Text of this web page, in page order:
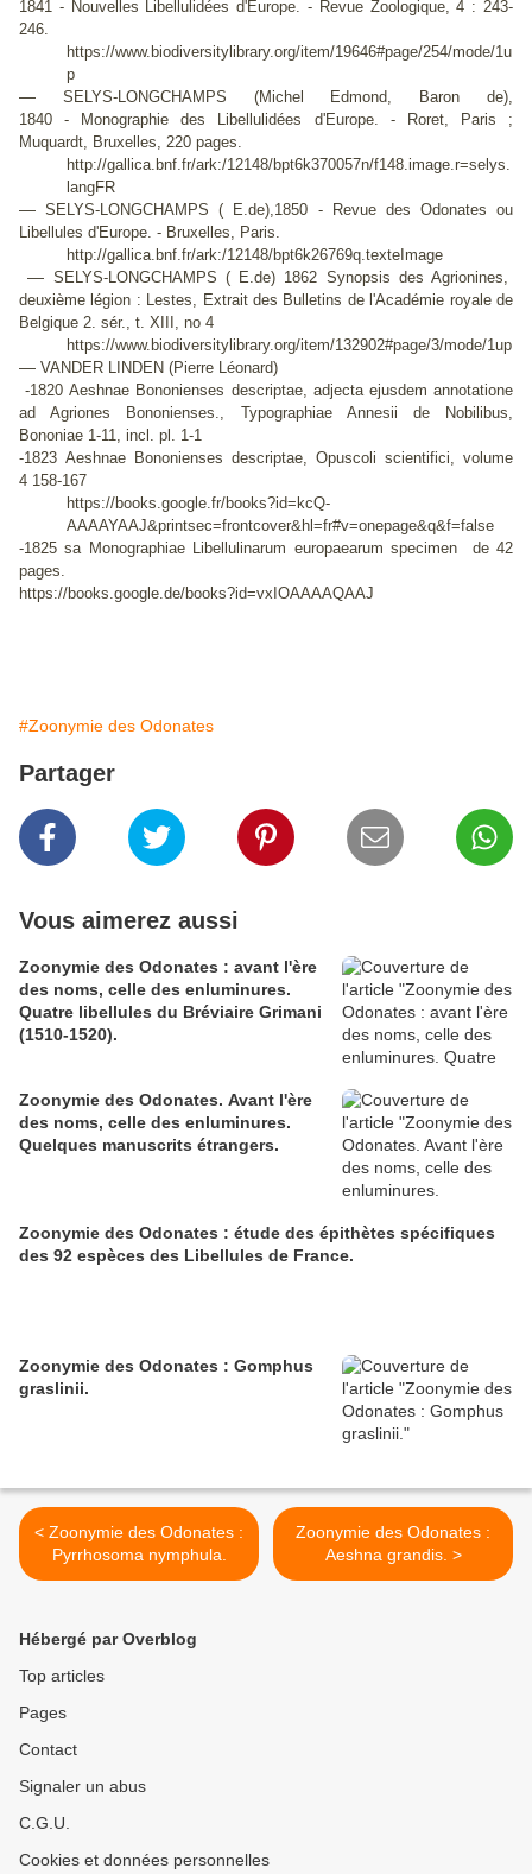
1841 -Nouvelles Libellulidées d'Europe. - Revue Zoologique, 4 : 243-
246.
https://www.biodiversitylibrary.org/item/19646#page/254/mode/1u
p
— SELYS-LONGCHAMPS (Michel Edmond, Baron de),
1840 -
Monographie des Libellulidées d'Europe. - Roret, Paris ;
Muquardt, Bruxelles, 220 pages.
http://gallica.bnf.fr/ark:/12148/bpt6k370057n/f148.image.r=selys.
langFR
—SELYS-LONGCHAMPS ( E.de),1850 -
Revue des Odonates ou
Libellules d'Europe. - Bruxelles, Paris.
http://gallica.bnf.fr/ark:/12148/bpt6k26769q.texteImage
— SELYS-LONGCHAMPS ( E.de) 1862 Synopsis des Agrionines,
deuxième légion : Lestes, Extrait des Bulletins de l'Académie royale de
Belgique 2. sér., t. XIII, no 4
https://www.biodiversitylibrary.org/item/132902#page/3/mode/1up
— VANDER LINDEN (Pierre Léonard)
-1820 Aeshnae Bononienses descriptae, adjecta ejusdem annotatione
ad Agriones Bononienses., Typographiae Annesii de Nobilibus,
Bononiae 1-11, incl. pl. 1-1
-1823 Aeshnae Bononienses descriptae, Opuscoli scientifici, volume
4 158-167
https://books.google.fr/books?id=kcQ-
AAAAYAAJ&printsec=frontcover&hl=fr#v=onepage&q&f=false
-1825 sa Monographiae Libellulinarum europaearum specimen de 42
pages.
https://books.google.de/books?id=vxIOAAAAQAAJ
#Zoonymie des Odonates
Partager
Vous aimerez aussi
Zoonymie des Odonates : avant l'ère
des noms, celle des enluminures.
Quatre libellules du Bréviaire Grimani
(1510-1520).
Zoonymie des Odonates. Avant l'ère
des noms, celle des enluminures.
Quelques manuscrits étrangers.
Zoonymie des Odonates : étude des épithètes spécifiques
des 92 espèces des Libellules de France.
Zoonymie des Odonates : Gomphus
graslinii.
< Zoonymie des Odonates :
Pyrrhosoma nymphula.
Zoonymie des Odonates :
Aeshna grandis. >
Hébergé par Overblog
Top articles
Pages
Contact
Signaler un abus
C.G.U.
Cookies et données personnelles